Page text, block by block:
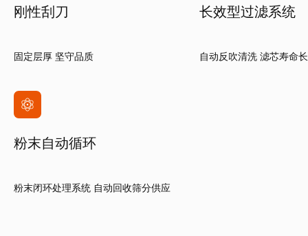
刚性刮刀
固定层厚 坚守品质
长效型过滤系统
自动反吹清洗 滤芯寿命长
粉末自动循环
粉末闭环处理系统 自动回收筛分供应